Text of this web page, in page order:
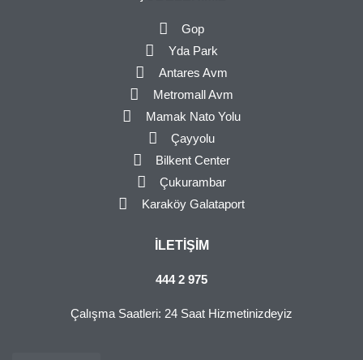
Gop
Yda Park
Antares Avm
Metromall Avm
Mamak Nato Yolu
Çayyolu
Bilkent Center
Çukurambar
Karaköy Galataport
İLETIŞIM
444 2 975
Çalışma Saatleri: 24 Saat Hizmetinizdeyiz